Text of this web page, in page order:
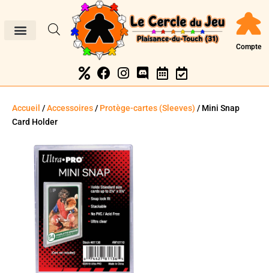
Compte
Accueil /Accessoires/ Protège-cartes (Sleeves) / Mini Snap
Card Holder